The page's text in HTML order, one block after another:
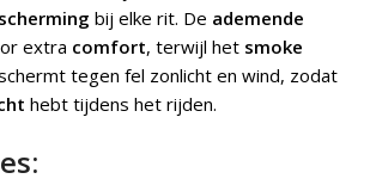
bij elke rit. De ademende
extra comfort, terwijl het smoke
tegen fel zonlicht en wind, zodat
hebt tijdens het rijden.